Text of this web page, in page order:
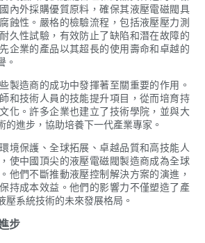
內外採購優質原料，確保其液壓電磁閥具
蝕性。嚴格的檢驗流程，包括液壓壓力測
久性試驗，有效防止了缺陷和潛在故障的
企業的產品以其超長的使用壽命和卓越的
。
製造商的成功中發揮著至關重要的作用。
和技術人員的技能提升項目，從而培育持
化。許多企業也建立了技術學院，並與大
的進步，協助培養下一代產業專家。
境保護、全球拓展、卓越品質和高技能人
使中國頂尖的液壓電磁閥製造商成為全球
他們不斷推動液壓控制解決方案的演進，
持成本效益。他們的影響力不僅塑造了產
壓系統技術的未來發展格局。
步